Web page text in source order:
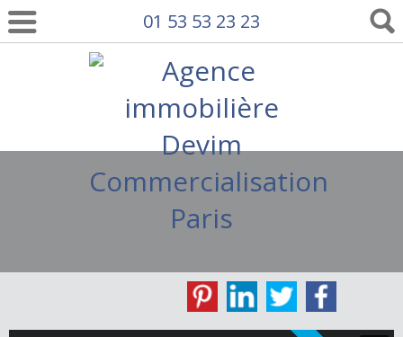
01 53 53 23 23